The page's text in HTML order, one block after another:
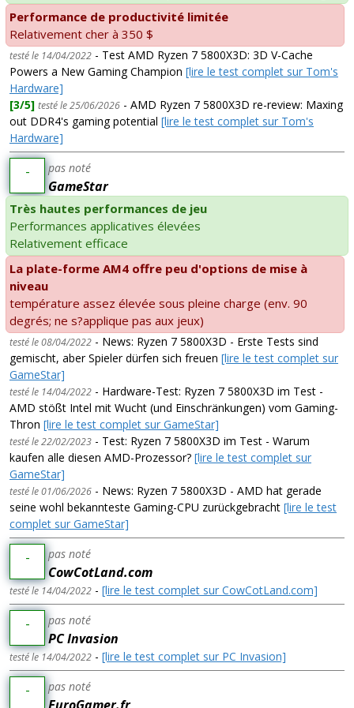
Performance de productivité limitée
Relativement cher à 350 $
testé le 14/04/2022 - Test AMD Ryzen 7 5800X3D: 3D V-Cache
Powers a New Gaming Champion [lire le test complet sur Tom's
Hardware]
[3/5] testé le 25/06/2026 - AMD Ryzen 7 5800X3D re-review: Maxing
out DDR4's gaming potential [lire le test complet sur Tom's
Hardware]
- pas noté
GameStar
Très hautes performances de jeu
Performances applicatives élevées
Relativement efficace
La plate-forme AM4 offre peu d'options de mise à
niveau
température assez élevée sous pleine charge (env. 90
degrés; ne s?applique pas aux jeux)
testé le 08/04/2022 - News: Ryzen 7 5800X3D - Erste Tests sind
gemischt, aber Spieler dürfen sich freuen [lire le test complet sur
GameStar]
testé le 14/04/2022 - Hardware-Test: Ryzen 7 5800X3D im Test -
AMD stößt Intel mit Wucht (und Einschränkungen) vom Gaming-
Thron [lire le test complet sur GameStar]
testé le 22/02/2023 - Test: Ryzen 7 5800X3D im Test - Warum
kaufen alle diesen AMD-Prozessor? [lire le test complet sur
GameStar]
testé le 01/06/2026 - News: Ryzen 7 5800X3D - AMD hat gerade
seine wohl bekannteste Gaming-CPU zurückgebracht [lire le test
complet sur GameStar]
- pas noté
CowCotLand.com
testé le 14/04/2022 - [lire le test complet sur CowCotLand.com]
- pas noté
PC Invasion
testé le 14/04/2022 - [lire le test complet sur PC Invasion]
- pas noté
EuroGamer.fr